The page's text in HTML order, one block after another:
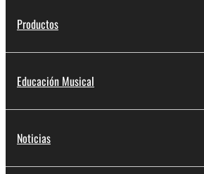
Productos
Educación Musical
Noticias